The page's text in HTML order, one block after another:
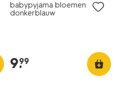
babypyjama bloemen
donkerblauw
9.
99